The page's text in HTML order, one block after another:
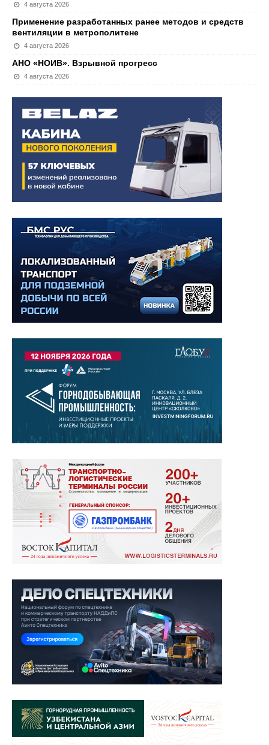
4 августа 2026
Применение разработанных ранее методов и средств
вентиляции в метрополитене
4 августа 2026
АНО «НОИВ». Взрывной прогресс
4 августа 2026